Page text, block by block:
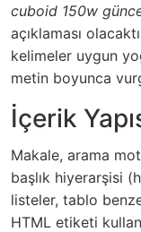
cuboid 150w
açıklaması
kelimeler uygun
metin boyunca
İçerik
Makale, arama
başlık hiyerarşisi
listeler, tablo
HTML etiketi